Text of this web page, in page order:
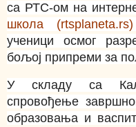
са РТС-ом на
школа (rtsplaneta.rs)
ученици осмог
бољој припреми за
У складу са
спровођење
образовања и